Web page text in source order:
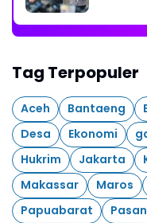
Tag Terpopuler
Aceh Bantaeng
Desa
Ekonomi
Hukrim
Jakarta
Makassar
Maros
Papuabarat